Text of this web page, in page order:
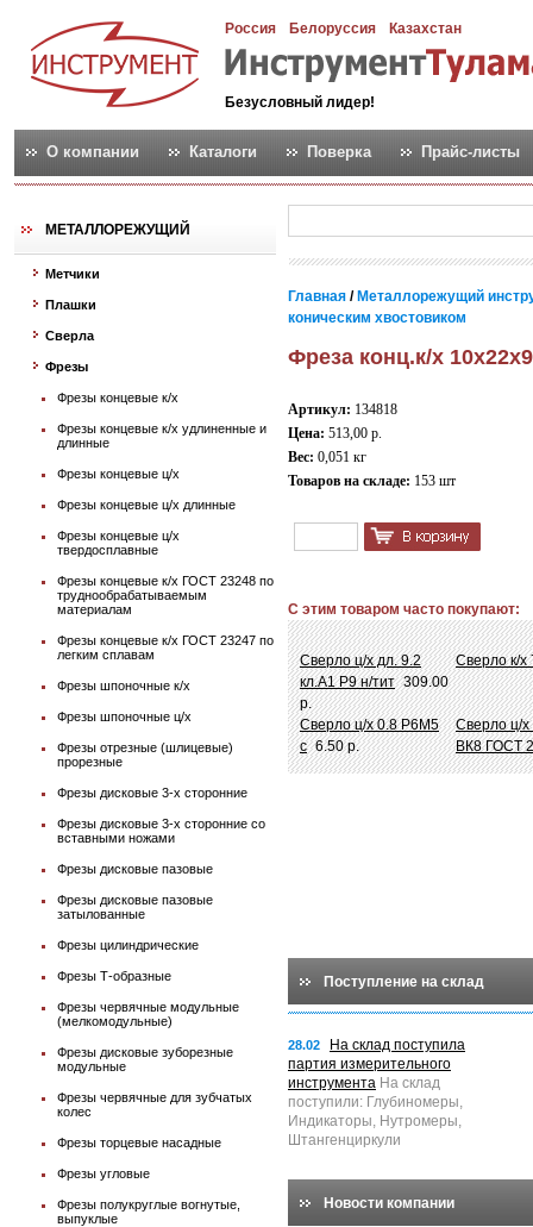
Россия Белоруссия Казахстан
Безусловный лидер!
О компании Каталоги Поверка Прайс-листы
МЕТАЛЛОРЕЖУЩИЙ
Метчики
Плашки
Сверла
Фрезы
Фрезы концевые к/х
Фрезы концевые к/х удлиненные и
длинные
Фрезы концевые ц/х
Фрезы концевые ц/х длинные
Фрезы концевые ц/х
твердосплавные
Фрезы концевые к/х ГОСТ 23248 по
труднообрабатываемым
материалам
Фрезы концевые к/х ГОСТ 23247 по
легким сплавам
Фрезы шпоночные к/х
Фрезы шпоночные ц/х
Фрезы отрезные (шлицевые)
прорезные
Фрезы дисковые 3-х сторонние
Фрезы дисковые 3-х сторонние со
вставными ножами
Фрезы дисковые пазовые
Фрезы дисковые пазовые
затылованные
Фрезы цилиндрические
Фрезы Т-образные
Фрезы червячные модульные
(мелкомодульные)
Фрезы дисковые зуборезные
модульные
Фрезы червячные для зубчатых
колес
Фрезы торцевые насадные
Фрезы угловые
Фрезы полукруглые вогнутые,
выпуклые
Главная / Металлорежущий
коническим хвостовиком
Фреза конц.к/х
Артикул: 134818
Цена: 513,00 р.
Вес: 0,051 кг
Товаров на складе: 153 шт
С этим товаром часто покупают:
Сверло ц/х дл. 9.2
кл.А1 Р9 н/тит 309.00
р.
Сверло к/
Сверло ц/х 0.8 Р6М5
с 6.50 р.
Сверло ц/х
ВК8 ГОСТ
Поступление на склад
28.02
На склад поступила
партия измерительного
инструмента На склад
поступили: Глубиномеры,
Индикаторы, Нутромеры,
Штангенциркули
Новости компании